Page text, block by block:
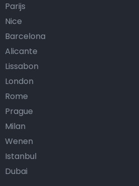
Parijs
Nice
Barcelona
Alicante
Lissabon
London
Rome
Prague
Milan
Wenen
Istanbul
Dubai